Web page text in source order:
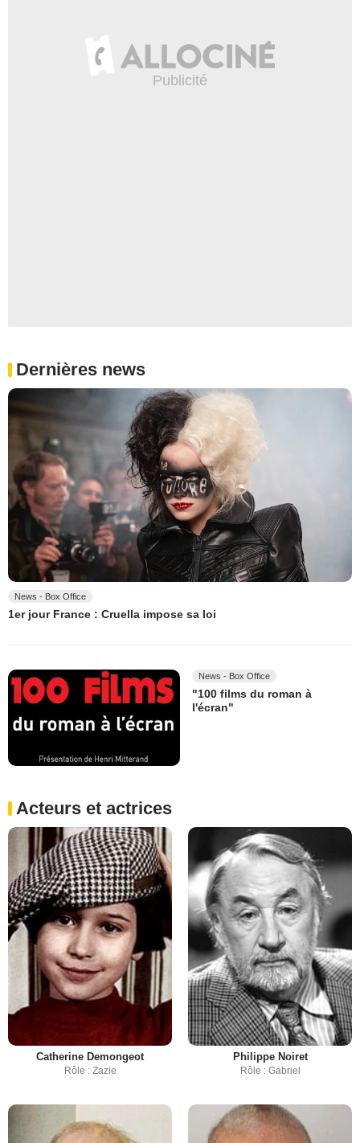
Dernières news
News - Box Office
1er jour France : Cruella impose sa loi
News - Box Office
"100 films du roman à
l'écran"
Acteurs et actrices
Catherine Demongeot
Rôle : Zazie
Philippe Noiret
Rôle : Gabriel